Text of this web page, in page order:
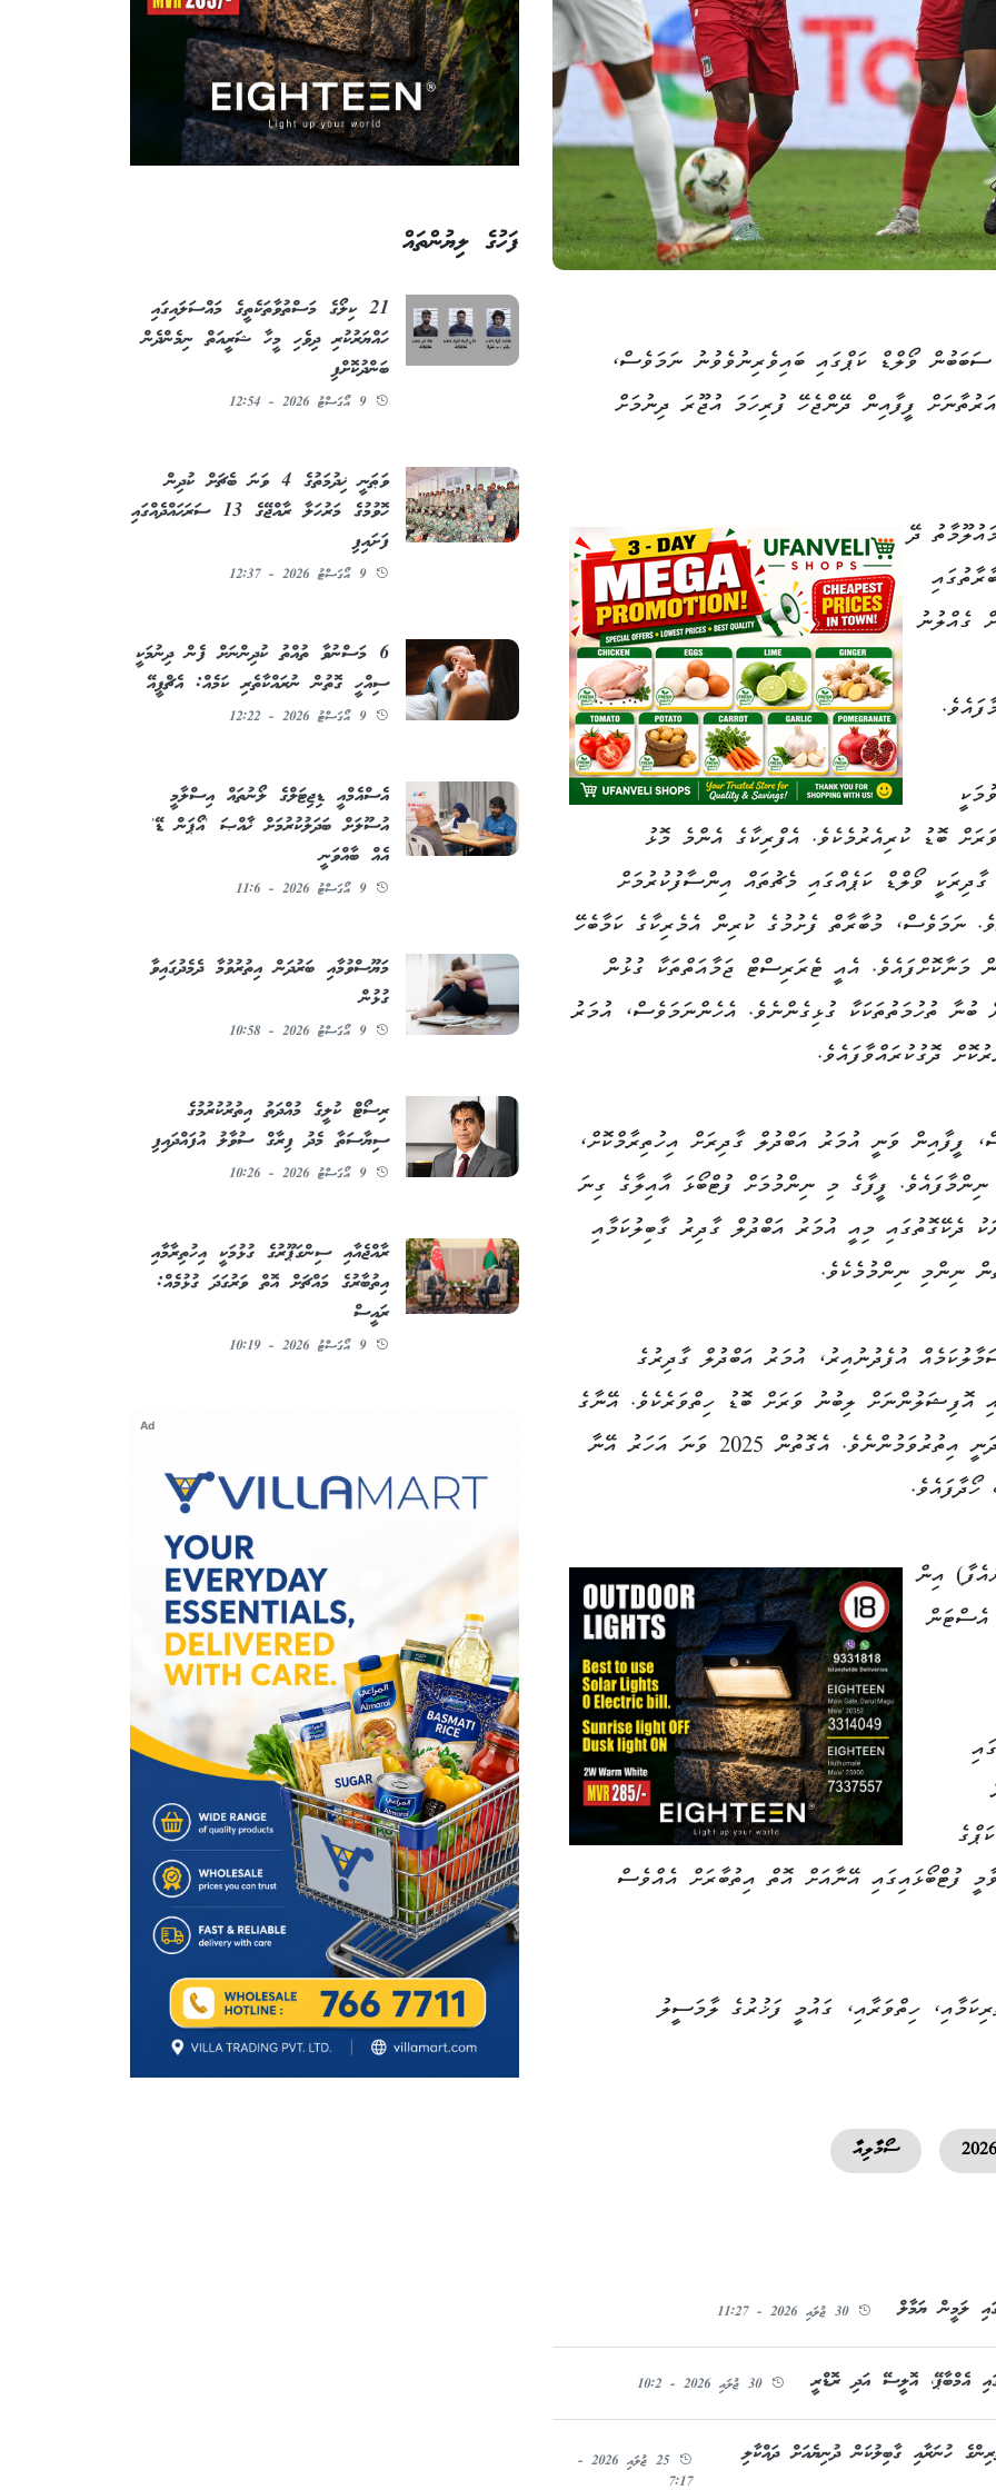
ވޯލްޑް ކަޕްގައި ބައިވެރިނުވެވުނު ނަމަވެސް،
ފީފާއިން ދޭންޖެހޭ ފުރިހަމަ އުޖޫރަ ދިނުމަށް
ދޭ
ގެއްލުނު
ބޮޑު ކުރިއެރުމެކެވެ. އެފްރިކާގެ އެންމެ މޮޅު
ވޯލްޑް ކަޕެއްގައި މެޗުތައް އިންސާފުކުރުމަށް
ނަމަވެސް، މުބާރާތް ފެށުމުގެ ކުރިން އެމެރިކާގެ ކަމާބެހޭ
މަނާކޮށްފައެވެ. އެއީ ޓެރަރިސްޓް ޖަމާއަތްތަކާ ގުޅުން
ތުހުމަތުތަކަކާ ގުޅިގެންނެވެ. އެހެންނަމަވެސް، އުމަރު
ދޮގުކުރައްވާފައެވެ.
ފީފާއިން ވަނީ އުމަރު އަބްދުލް ގާދިރަށް އިހުތިރާމްކޮށް،
ފީފާގެ މި ނިންމުމަށް ފުޓްބޯޅަ އާއިލާގެ ގިނަ
ދެކޭގޮތުގައި މިއީ އުމަރު އަބްދުލް ގާދިރު ގާބިލުކަމާއި
ނިންމި ނިންމުމެކެވެ.
އުފެދުނުއިރު، އުމަރު އަބްދުލް ގާދިރުގެ
އޮފިޝަލުންނަށް ލިބުނު ވަރަށް ބޮޑު ހިތްވަރެކެވެ. އޭނާގެ
މަގުބޫލުކަން ބައިނަލްއަގުވާމީ ފެންވަރުގައި ދަނީ އިތުރުވަމުންނެވެ. އެގޮތުން 2025 ވަނަ އަހަރު އޭނާ
އިން
އެސްޓަން
ފުޓްބޯޅައިގައި އޭނާއަށް އޮތް އިތުބާރަށް އެއްވެސް
ހިތްވަރާއި، ގައުމީ ފަޚުރުގެ ލާމަސީލު
ސޯމާލިއާ
ލަމީން ޔަމާލް 30 ޖުލައި 2026 - 11:27
އެމްބާޕޭ، އޮލީސޭ އަދި ރޮޑްރީ 30 ޖުލައި 2026 - 10:2
ކުޅުންތެރިންގެ ހުނަރާއި ގާބިލުކަން ދުނިޔެއަށް ދައްކާލި
25 ޖުލައި 2026 -
7:17
ފަހުގެ ލިޔުންތައް
21 ކިލޯގެ މަސްތުވާތަކެތީގެ މައްސަލައިގައި
ހައްޔަރުކުރި ދިވެހި މީހާ ޝަރީއަތް ނިމެންދެން
ބަންދުކޮށްފި
9 އޯގަސްޓު 2026 - 12:54
ވަޠަނީ ޚިދުމަތުގެ 4 ވަނަ ބެޗަށް ކުދިން
ހޮވުމުގެ މަރުހަލާ ރާއްޖޭގެ 13 ސަރަޙައްދެއްގައި
ފަށައިފި
9 އޯގަސްޓު 2026 - 12:37
6 މަސްނުވާ ތުއްތު ކުދިންނަށް ފެން ދިނުމަކީ
ސިއްހީ ގޮތުން ނުރައްކާތެރި ކަމެއް: އެޗްޕީއޭ
9 އޯގަސްޓު 2026 - 12:22
އެސްއެމްއީ ޑިޖިޓަލްގެ ލޯނުތައް އިސްލާމީ
އުސޫލަށް ބަދަލުކުރުމަށް ޚާއްޞަ 'އޯޕަން ޑޭ'
އެއް ބާއްވަނީ
9 އޯގަސްޓު 2026 - 11:6
މަޔޫސްވުމާއި ބަރުދަން އިތުރުވުމާ ދެމެދުގައިވާ
ގުޅުން
9 އޯގަސްޓު 2026 - 10:58
ރިސޯޓް ކުލީގެ މުއްދަތު އިތުރުކުރުމުގެ
ސިޔާސަތާ މެދު ފިރާގް ސުވާލު އުފައްދައިފި
9 އޯގަސްޓު 2026 - 10:26
ރާއްޖެއާއި ސިންގަޕޫރުގެ ގުޅުމަކީ އިހުތިރާމާއި
އިތުބާރުގެ މައްޗަށް އޮތް ވަރުގަދަ ގުޅުމެއް:
ރައީސް
9 އޯގަސްޓު 2026 - 10:19
Ad